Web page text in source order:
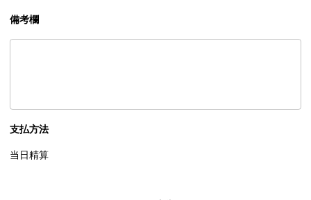
備考欄
支払方法
当日精算